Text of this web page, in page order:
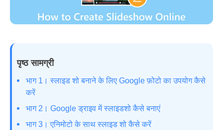
पृष्ठ सामग्री
भाग 1। स्लाइड शो बनाने के लिए Google फ़ोटो का उपयोग कैसे
करें
भाग 2। Google ड्राइव में स्लाइडशो कैसे बनाएं
भाग 3। एनिमोटो के साथ स्लाइड शो कैसे करें